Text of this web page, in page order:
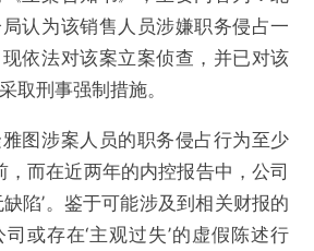
认为该销售人员涉嫌职务侵占一
依法对该案立案侦查，并已对该
取刑事强制措施。
图涉案人员的职务侵占行为至少
而在近两年的内控报告中，公司
缺陷’。鉴于可能涉及到相关财报的
或存在‘主观过失’的虚假陈述行